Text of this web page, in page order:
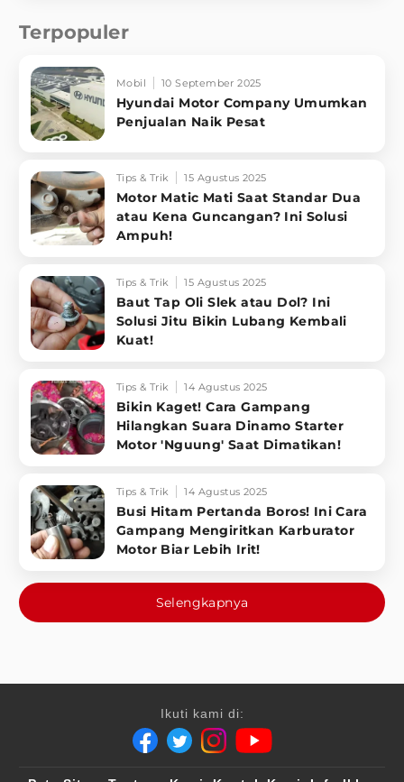
Terpopuler
Mobil 10 September 2025
Hyundai Motor Company Umumkan
Penjualan Naik Pesat
Tips & Trik 15 Agustus 2025
Motor Matic Mati Saat Standar Dua
atau Kena Guncangan? Ini Solusi
Ampuh!
Tips & Trik 15 Agustus 2025
Baut Tap Oli Slek atau Dol? Ini
Solusi Jitu Bikin Lubang Kembali
Kuat!
Tips & Trik 14 Agustus 2025
Bikin Kaget! Cara Gampang
Hilangkan Suara Dinamo Starter
Motor 'Nguung' Saat Dimatikan!
Tips & Trik 14 Agustus 2025
Busi Hitam Pertanda Boros! Ini Cara
Gampang Mengiritkan Karburator
Motor Biar Lebih Irit!
Selengkapnya
Ikuti kami di: